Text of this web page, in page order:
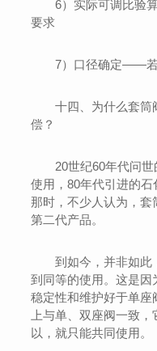
6）实际可调比验
要求
7）口径确定——若
十四、为什么套筒
偿？
20世纪60年代问
使用，80年代引进的石
那时，不少人认为，套
第二代产品。
到如今，并非如此
到同等的使用。这是因
稳定性和维护好于单
上与单、双座阀一致
以，就只能共同使用。